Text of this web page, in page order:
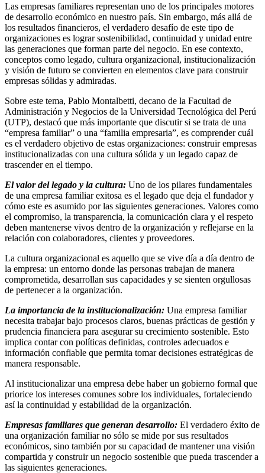
Las empresas familiares representan uno de los principales motores
de desarrollo económico en nuestro país. Sin embargo, más allá de
los resultados financieros, el verdadero desafío de este tipo de
organizaciones es lograr sostenibilidad, continuidad y unidad entre
las generaciones que forman parte del negocio. En ese contexto,
conceptos como legado, cultura organizacional, institucionalización
y visión de futuro se convierten en elementos clave para construir
empresas sólidas y admiradas.
Sobre este tema, Pablo Montalbetti, decano de la Facultad de
Administración y Negocios de la Universidad Tecnológica del Perú
(UTP), destacó que más importante que discutir si se trata de una
“empresa familiar” o una “familia empresaria”, es comprender cuál
es el verdadero objetivo de estas organizaciones: construir empresas
institucionalizadas con una cultura sólida y un legado capaz de
trascender en el tiempo.
El valor del legado y la cultura: Uno de los pilares fundamentales
de una empresa familiar exitosa es el legado que deja el fundador y
cómo este es asumido por las siguientes generaciones. Valores como
el compromiso, la transparencia, la comunicación clara y el respeto
deben mantenerse vivos dentro de la organización y reflejarse en la
relación con colaboradores, clientes y proveedores.
La cultura organizacional es aquello que se vive día a día dentro de
la empresa: un entorno donde las personas trabajan de manera
comprometida, desarrollan sus capacidades y se sienten orgullosas
de pertenecer a la organización.
La importancia de la institucionalización: Una empresa familiar
necesita trabajar bajo procesos claros, buenas prácticas de gestión y
prudencia financiera para asegurar su crecimiento sostenible. Esto
implica contar con políticas definidas, controles adecuados e
información confiable que permita tomar decisiones estratégicas de
manera responsable.
Al institucionalizar una empresa debe haber un gobierno formal que
priorice los intereses comunes sobre los individuales, fortaleciendo
así la continuidad y estabilidad de la organización.
Empresas familiares que generan desarrollo: El verdadero éxito de
una organización familiar no sólo se mide por sus resultados
económicos, sino también por su capacidad de mantener una visión
compartida y construir un negocio sostenible que pueda trascender a
las siguientes generaciones.